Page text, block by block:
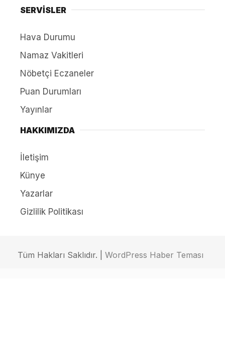
SERVİSLER
Hava Durumu
Namaz Vakitleri
Nöbetçi Eczaneler
Puan Durumları
Yayınlar
HAKKIMIZDA
İletişim
Künye
Yazarlar
Gizlilik Politikası
Tüm Hakları Saklıdır. | WordPress Haber Teması